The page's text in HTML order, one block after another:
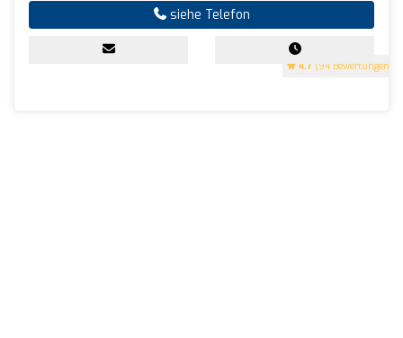
4.7 (94 Bewertungen)
siehe Telefon